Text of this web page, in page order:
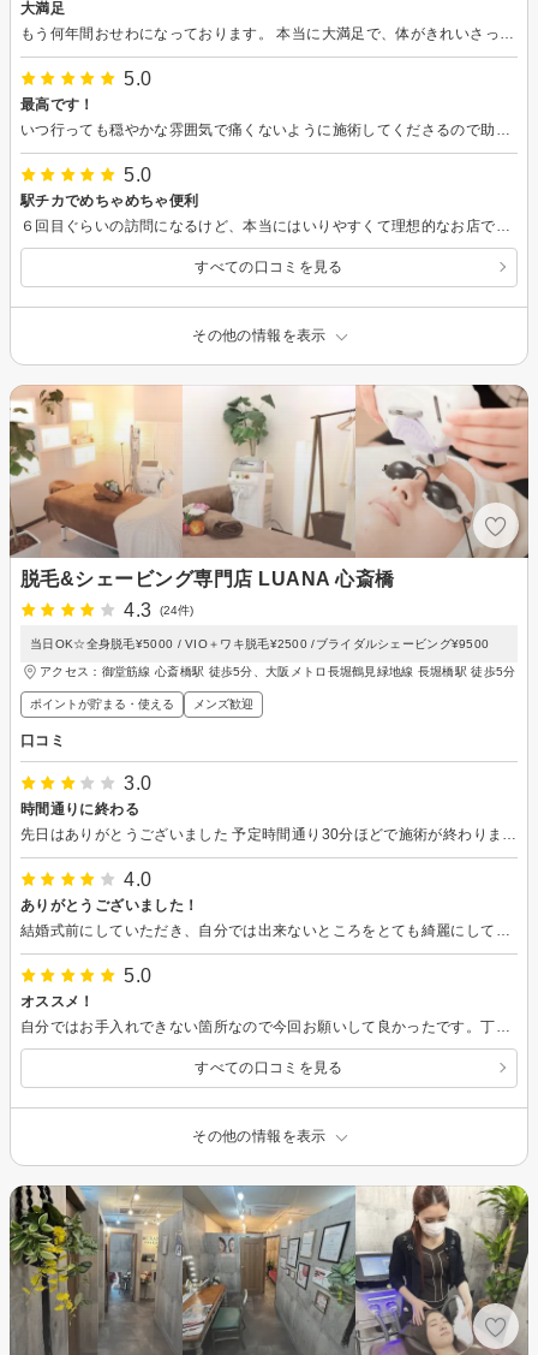
大満足
5.0
最高です！
5.0
駅チカでめちゃめちゃ便利
すべての口コミを見る
その他の情報を表示
脱毛&シェービング専門店 LUANA 心斎橋
4.3
(24件)
当日OK☆全身脱毛¥5000 / VIO＋ワキ脱毛¥2500 /ブライダルシェービング¥9500
アクセス：御堂筋線 心斎橋駅 徒歩5分、大阪メトロ長堀鶴見緑地線 長堀橋駅 徒歩5分
ポイントが貯まる・使える メンズ歓迎
口コミ
3.0
時間通りに終わる
4.0
ありがとうございました！
5.0
オススメ！
すべての口コミを見る
その他の情報を表示